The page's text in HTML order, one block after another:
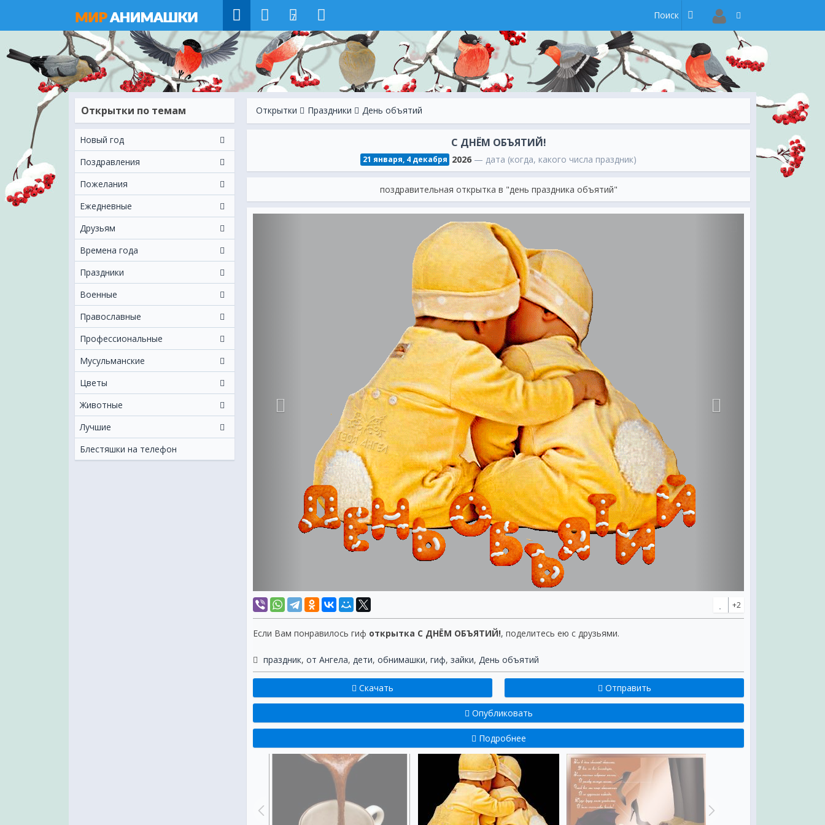
7
Открытки по темам
Новый год
Поздравления
Пожелания
Ежeдневные
Друзьям
Времена года
Праздники
Военные
Православные
Профессиональные
Мусульманские
Цветы
Животные
Лучшие
Блестяшки на телефон
Открытки Праздники День объятий
С ДНЁМ ОБЪЯТИЙ!
21 января, 4 декабря 2026 — дата (когда, какого числа праздник)
поздравительная открытка в "день праздника объятий"
+2
Если Вам понравилось гиф открытка С ДНЁМ ОБЪЯТИЙ!, поделитесь ею с друзьями.
праздник, от Ангела, дети, обнимашки, гиф, зайки, День объятий
Скачать Отправить
Опубликовать
Подробнее